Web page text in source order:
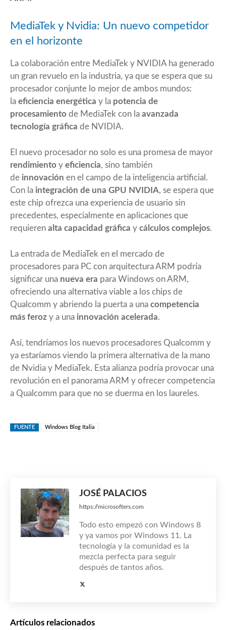
MediaTek y Nvidia: Un nuevo competidor
en el horizonte
La colaboración entre MediaTek y NVIDIA ha generado
un gran revuelo en la industria, ya que se espera que su
procesador conjunte lo mejor de ambos mundos:
la eficiencia energética y la potencia de
procesamiento de MediaTek con la avanzada
tecnología gráfica de NVIDIA.
El nuevo procesador no solo es una promesa de mayor
rendimiento y eficiencia, sino también
de innovación en el campo de la inteligencia artificial.
Con la integración de una GPU NVIDIA, se espera que
este chip ofrezca una experiencia de usuario sin
precedentes, especialmente en aplicaciones que
requieren alta capacidad gráfica y cálculos complejos.
La entrada de MediaTek en el mercado de
procesadores para PC con arquitectura ARM podría
significar una nueva era para Windows on ARM,
ofreciendo una alternativa viable a los chips de
Qualcomm y abriendo la puerta a una competencia
más feroz y a una innovación acelerada.
Así, tendríamos los nuevos procesadores Qualcomm y
ya estaríamos viendo la primera alternativa de la mano
de Nvidia y MediaTek. Esta alianza podría provocar una
revolución en el panorama ARM y ofrecer competencia
a Qualcomm para que no se duerma en los laureles.
FUENTE Windows Blog Italia
JOSÉ PALACIOS
https://microsofters.com
Todo esto empezó con Windows 8
y ya vamos por Windows 11. La
tecnología y la comunidad es la
mezcla perfecta para seguir
después de tantos años.
Artículos relacionados